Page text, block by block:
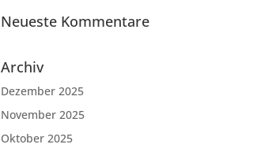
Neueste Kommentare
Archiv
Dezember 2025
November 2025
Oktober 2025